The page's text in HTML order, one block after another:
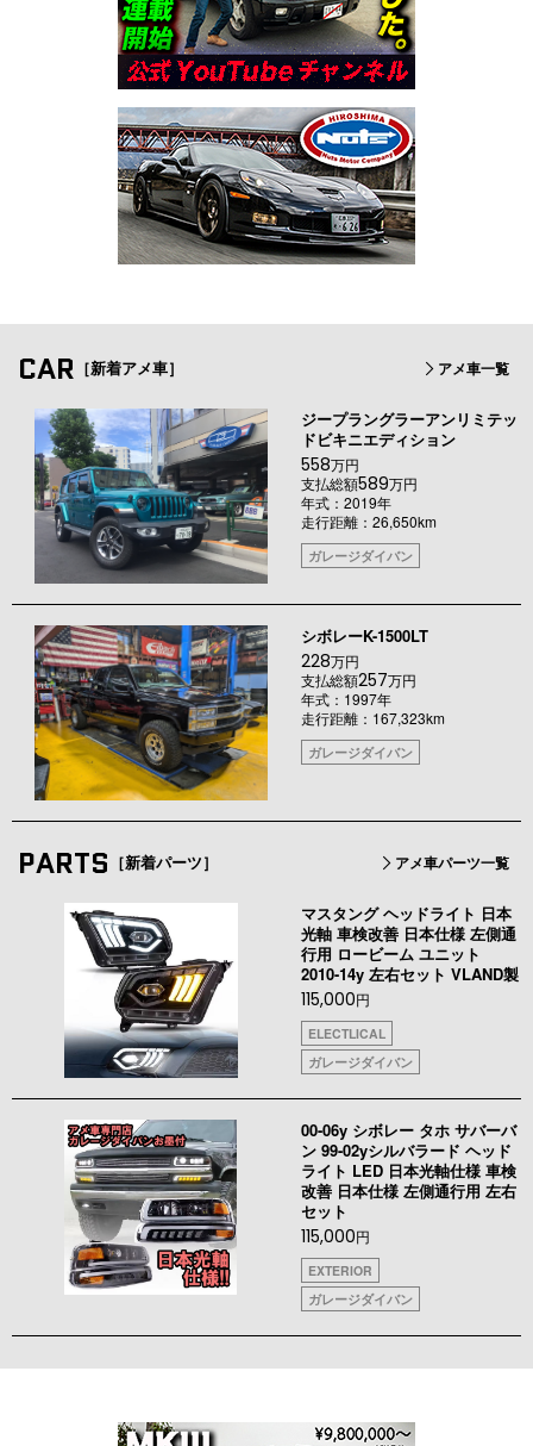
CAR ［新着アメ車］ アメ車一覧
ジープラングラーアンリミテッ
ドビキニエディション
558万円
支払総額589万円
年式：2019年
走行距離：26,650km
ガレージダイバン
シボレーK-1500LT
228万円
支払総額257万円
年式：1997年
走行距離：167,323km
ガレージダイバン
PARTS ［新着パーツ］ アメ車パーツ一覧
マスタング ヘッドライト 日本
光軸 車検改善 日本仕様 左側通
行用 ロービーム ユニット
2010-14y 左右セット VLAND製
115,000円
ELECTLICAL
ガレージダイバン
00-06y シボレー タホ サバーバ
ン 99-02yシルバラード ヘッド
ライト LED 日本光軸仕様 車検
改善 日本仕様 左側通行用 左右
セット
115,000円
EXTERIOR
ガレージダイバン